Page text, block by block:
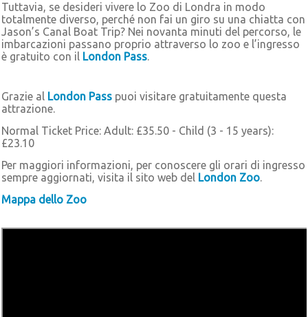
Tuttavia, se desideri vivere lo Zoo di Londra in modo
totalmente diverso, perché non fai un giro su una chiatta con
Jason’s Canal Boat Trip? Nei novanta minuti del percorso, le
imbarcazioni passano proprio attraverso lo zoo e l’ingresso
è gratuito con il London Pass.
Grazie al London Pass puoi visitare gratuitamente questa
attrazione.
Normal Ticket Price: Adult: £35.50 - Child (3 - 15 years):
£23.10
Per maggiori informazioni, per conoscere gli orari di ingresso
sempre aggiornati, visita il sito web del London Zoo.
Mappa dello Zoo